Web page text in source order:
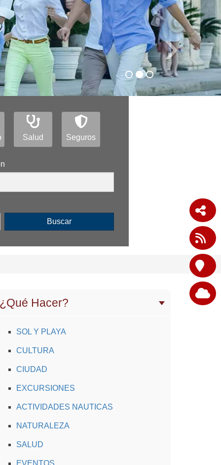
›
Salud Seguros
Buscar
¿Qué Hacer?
SOL Y PLAYA
CULTURA
CIUDAD
EXCURSIONES
ACTIVIDADES NAUTICAS
NATURALEZA
SALUD
EVENTOS